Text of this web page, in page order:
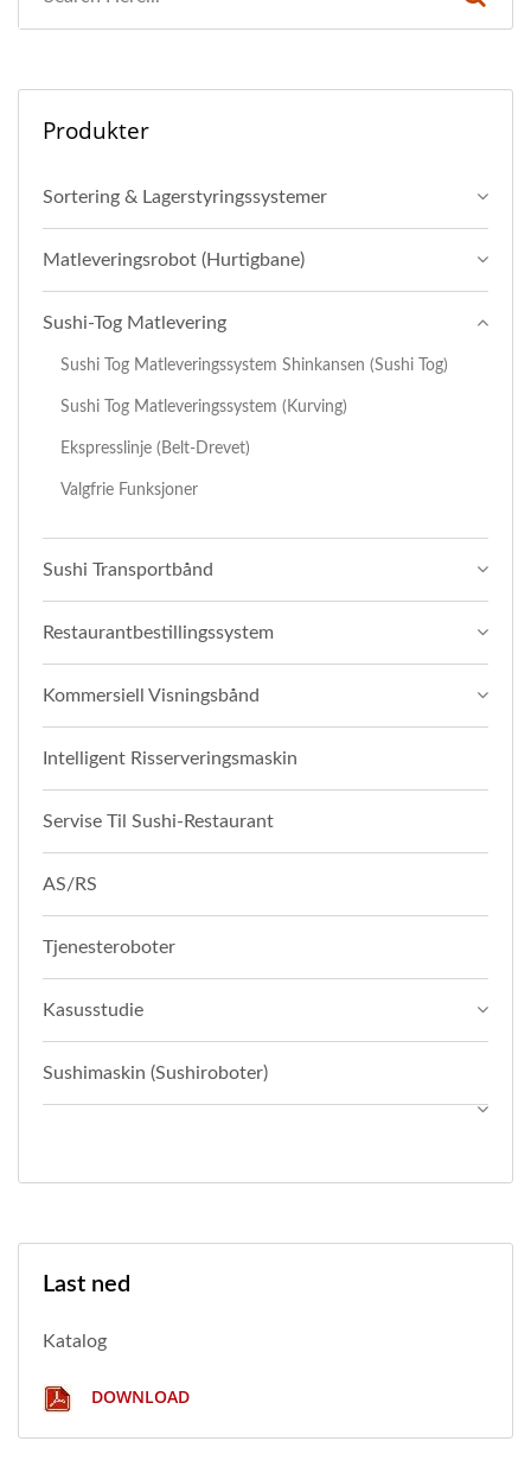
Produkter
Sortering & Lagerstyringssystemer
Matleveringsrobot (Hurtigbane)
Sushi-Tog Matlevering
Sushi Tog Matleveringssystem Shinkansen (Sushi Tog)
Sushi Tog Matleveringssystem (Kurving)
Ekspresslinje (Belt-Drevet)
Valgfrie Funksjoner
Sushi Transportbånd
Restaurantbestillingssystem
Kommersiell Visningsbånd
Intelligent Risserveringsmaskin
Servise Til Sushi-Restaurant
AS/RS
Tjenesteroboter
Kasusstudie
Sushimaskin (Sushiroboter)
Last ned
Katalog
DOWNLOAD